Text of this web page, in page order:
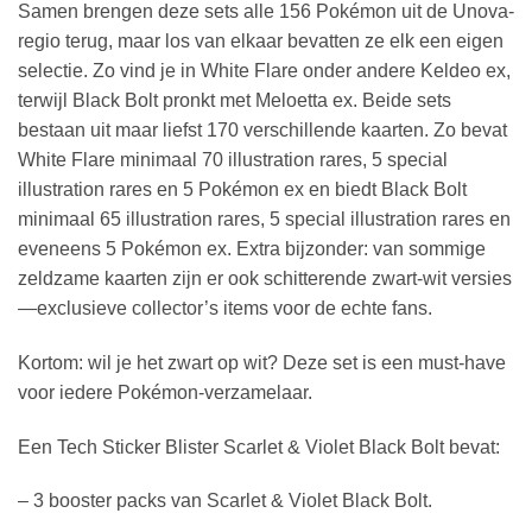
Samen brengen deze sets alle 156 Pokémon uit de Unova-
regio terug, maar los van elkaar bevatten ze elk een eigen
selectie. Zo vind je in White Flare onder andere Keldeo ex,
terwijl Black Bolt pronkt met Meloetta ex. Beide sets
bestaan uit maar liefst 170 verschillende kaarten. Zo bevat
White Flare minimaal 70 illustration rares, 5 special
illustration rares en 5 Pokémon ex en biedt Black Bolt
minimaal 65 illustration rares, 5 special illustration rares en
eveneens 5 Pokémon ex. Extra bijzonder: van sommige
zeldzame kaarten zijn er ook schitterende zwart-wit versies
—exclusieve collector’s items voor de echte fans.
Kortom: wil je het zwart op wit? Deze set is een must-have
voor iedere Pokémon-verzamelaar.
Een Tech Sticker Blister Scarlet & Violet Black Bolt bevat:
– 3 booster packs van Scarlet & Violet Black Bolt.